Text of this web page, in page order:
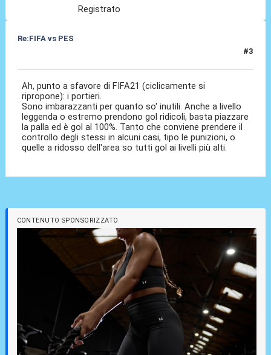
Registrato
Re:FIFA vs PES
#3
Ah, punto a sfavore di FIFA21 (ciclicamente si
ripropone): i portieri.
Sono imbarazzanti per quanto so' inutili. Anche a livello
leggenda o estremo prendono gol ridicoli, basta piazzare
la palla ed è gol al 100%. Tanto che conviene prendere il
controllo degli stessi in alcuni casi, tipo le punizioni, o
quelle a ridosso dell'area so tutti gol ai livelli più alti.
CONTENUTO SPONSORIZZATO